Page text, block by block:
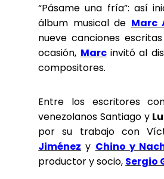
“Pásame una fría”: así
álbum musical de Marc
nueve canciones
ocasión, Marcinvitó al
compositores.
Entre los escritores
venezolanos Santiago y
por su trabajo con
Jiménez y Chino y
productor y socio, Sergio